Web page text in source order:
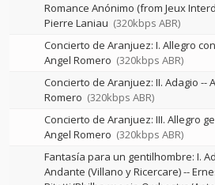
Romance Anónimo (from Jeux
Pierre Laniau (320kbps ABR)
Concierto de Aranjuez: I. Allegro
Angel Romero (320kbps ABR)
Concierto de Aranjuez: II. Adagio --
Romero (320kbps ABR)
Concierto de Aranjuez: III. Allegro
Angel Romero (320kbps ABR)
Fantasía para un gentilhombre: I.
Andante (Villano y Ricercare)--